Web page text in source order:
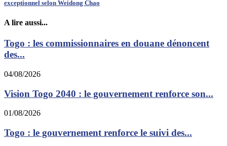
exceptionnel selon Weidong Chao
A lire aussi...
Togo : les commissionnaires en douane dénoncent
des...
04/08/2026
Vision Togo 2040 : le gouvernement renforce son...
01/08/2026
Togo : le gouvernement renforce le suivi des...